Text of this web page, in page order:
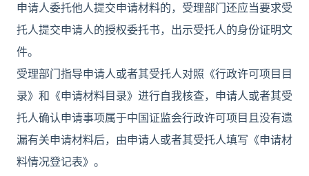
申请人委托他人提交申请材料的，受理部门还应当要求受
托人提交申请人的授权委托书，出示受托人的身份证明文
件。
受理部门指导申请人或者其受托人对照《行政许可项目目
录》和《申请材料目录》进行自我核查，申请人或者其受
托人确认申请事项属于中国证监会行政许可项目且没有遗
漏有关申请材料后，由申请人或者其受托人填写《申请材
料情况登记表》。